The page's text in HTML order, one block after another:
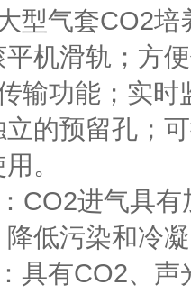
型气套CO2培
平机滑轨；方
输功能；实时
的预留孔；
。
CO2进气具有
低污染和冷
具有CO2、声